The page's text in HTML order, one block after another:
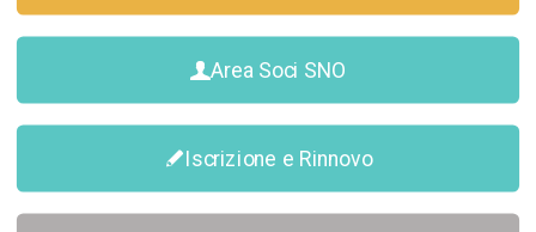
Area Soci SNO
Iscrizione e Rinnovo